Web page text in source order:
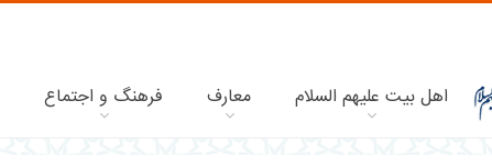
اهل بیت علیهم السلام معارف فرهنگ و اجتماع